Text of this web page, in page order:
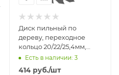
Диск пильный по
дереву, переходное
кольцо 20/22/25,4мм,
185*30*24Т 74-1-185
Есть в наличии: 3
414руб./шт